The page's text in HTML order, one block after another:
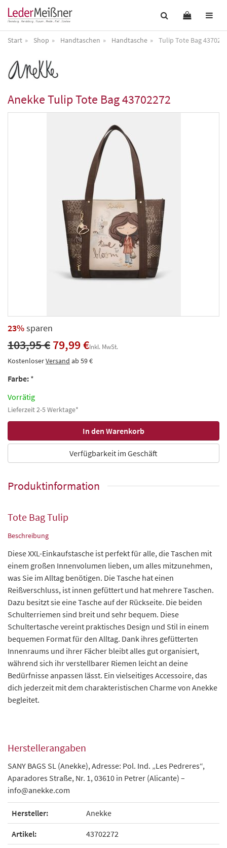
Start Shop Handtaschen Handtasche Tulip Tote Bag
AnekkeTulip Tote Bag 43702272
23%sparen
103,95 €79,99 €Inkl. MwSt.
KostenloserVersand ab 59 €
Farbe: *
Vorrätig
Lieferzeit 2-5 Werktage*
Verfügbarkeit im Geschäft
Produktinformation
Tote Bag Tulip
Beschreibung
Diese XXL-Einkaufstasche ist perfekt für alle, die Taschen mit
einem großen Innenvolumen lieben, um alles mitzunehmen,
was Sie im Alltag benötigen. Die Tasche hat einen
Reißverschluss, ist innen gefüttert und hat mehrere Taschen.
Dazu besitzt sie eine Tasche auf der Rückseite. Die beiden
Schulterriemen sind breit und sehr bequem. Diese
Schultertasche vereint praktisches Design und Stil in einem
bequemen Format für den Alltag. Dank ihres gefütterten
Innenraums und ihrer Fächer bleibt alles gut organisiert,
während sich ihr verstellbarer Riemen leicht an deine
Bedürfnisse anpassen lässt. Ein vielseitiges Accessoire, das
dich jederzeit mit dem charakteristischen Charme von Anekke
begleitet.
Herstellerangaben
SANY BAGS SL (Anekke), Adresse: Pol. Ind. „Les Pedreres“,
Aparadores Straße, Nr. 1, 03610 in Petrer (Alicante) –
info@anekke.com
Hersteller: Anekke
Artikel: 43702272